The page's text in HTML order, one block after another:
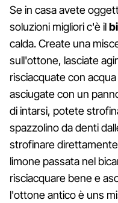
Se in casa avete
soluzioni migliori c'è il
calda. Create una
sull'ottone, lasciate
risciacquate con
asciugate con un
di intarsi, potete
spazzolino da denti
strofinare
limone passata nel
risciacquare bene e
l'ottone antico è uns